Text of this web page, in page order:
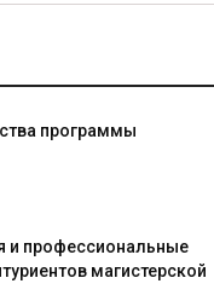
программы
и профессиональные
магистерской